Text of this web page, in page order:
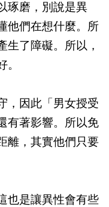
琢磨，別說是異
他們在想什麼。所
生了障礙。所以，
，因此「男女授受
有著影響。所以免
離，其實他們只要
也是讓異性會有些